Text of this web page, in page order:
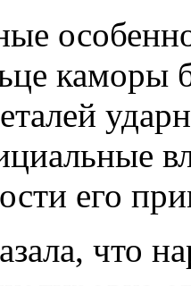
каморы
его
что